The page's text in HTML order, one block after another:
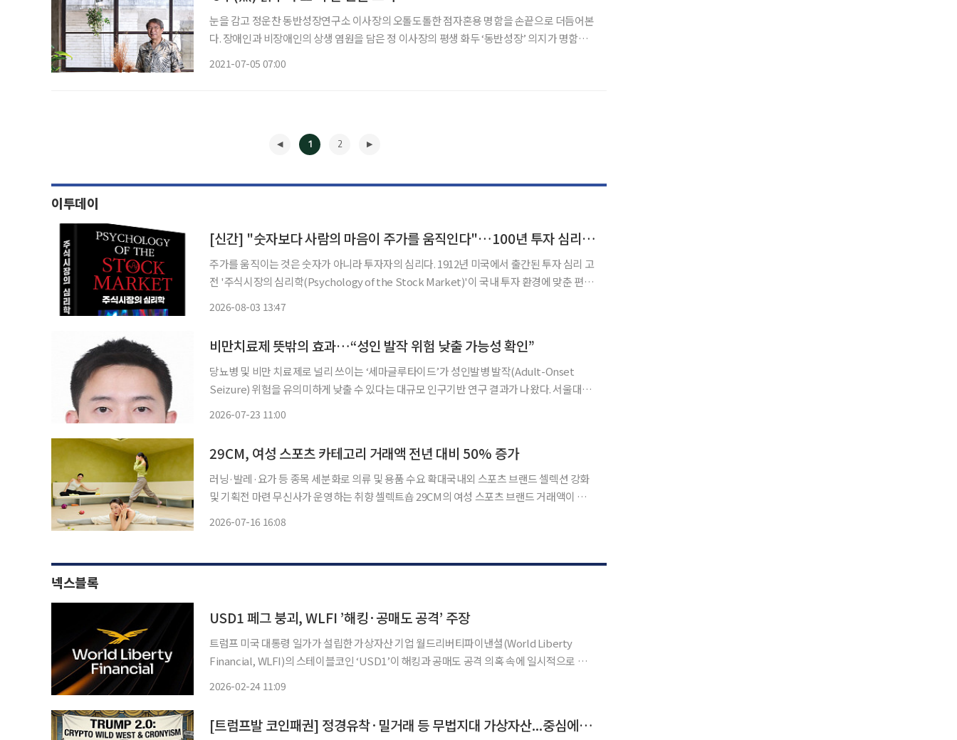
눈을 감고 정운찬 동반성장연구소 이사장의 오톨도톨한 점자혼용 명함을 손끝으로 더듬어본
다. 장애인과 비장애인의 상생 염원을 담은 정 이사장의 평생 화두 ‘동반성장’ 의지가 명함에
2021-07-05 07:00
1 2
이투데이
[신간] "숫자보다 사람의 마음이 주가를 움직인다"…100년 투자 심리 고전, 한국 시장 언어로 돌아오다
주가를 움직이는 것은 숫자가 아니라 투자자의 심리다. 1912년 미국에서 출간된 투자 심리 고
전 '주식시장의 심리학(Psychology of the Stock Market)'이 국내 투자 환경에 맞춘 편역
2026-08-03 13:47
비만치료제 뜻밖의 효과…“성인 발작 위험 낮출 가능성 확인”
당뇨병 및 비만 치료제로 널리 쓰이는 ‘세마글루타이드’가 성인발병 발작(Adult-Onset
Seizure) 위험을 유의미하게 낮출 수 있다는 대규모 인구기반 연구 결과가 나왔다. 서울대병
2026-07-23 11:00
29CM, 여성 스포츠 카테고리 거래액 전년 대비 50% 증가
러닝·발레·요가 등 종목 세분화로 의류 및 용품 수요 확대국내외 스포츠 브랜드 셀렉션 강화
및 기획전 마련 무신사가 운영하는 취향 셀렉트숍 29CM의 여성 스포츠 브랜드 거래액이 크
2026-07-16 16:08
넥스블록
USD1 페그 붕괴, WLFI ’해킹·공매도 공격’ 주장
트럼프 미국 대통령 일가가 설립한 가상자산 기업 월드리버티파이낸셜(World Liberty
Financial, WLFI)의 스테이블코인 ‘USD1’이 해킹과 공매도 공격 의혹 속에 일시적으로 페
2026-02-24 11:09
[트럼프발 코인패권] 정경유착·밀거래 등 무법지대 가상자산...중심에는 트럼프家